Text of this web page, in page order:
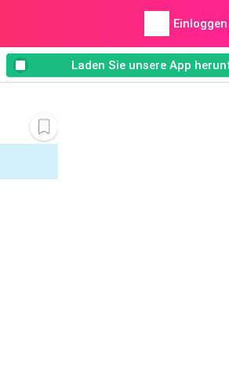
Einloggen
Laden Sie unsere App